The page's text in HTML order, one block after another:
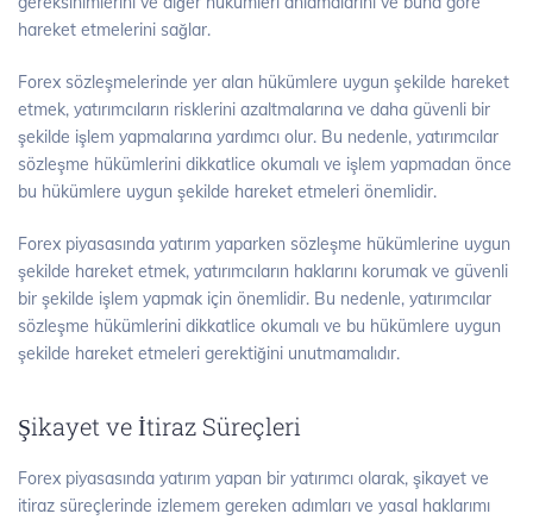
hareket etmelerini sağlar.
Forex sözleşmelerinde yer alan hükümlere uygun şekilde hareket
etmek, yatırımcıların risklerini azaltmalarına ve daha güvenli bir
şekilde işlem yapmalarına yardımcı olur. Bu nedenle, yatırımcılar
sözleşme hükümlerini dikkatlice okumalı ve işlem yapmadan önce
bu hükümlere uygun şekilde hareket etmeleri önemlidir.
Forex piyasasında yatırım yaparken sözleşme hükümlerine uygun
şekilde hareket etmek, yatırımcıların haklarını korumak ve güvenli
bir şekilde işlem yapmak için önemlidir. Bu nedenle, yatırımcılar
sözleşme hükümlerini dikkatlice okumalı ve bu hükümlere uygun
şekilde hareket etmeleri gerektiğini unutmamalıdır.
Şikayet ve İtiraz Süreçleri
Forex piyasasında yatırım yapan bir yatırımcı olarak, şikayet ve
itiraz süreçlerinde izlemem gereken adımları ve yasal haklarımı